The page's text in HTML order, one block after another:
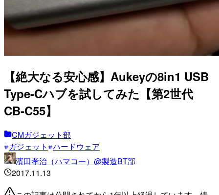
【絶大なる安心感】Aukeyの8in1 USB
Type-Cハブを試してみた【第2世代
CB-C55】
CMガジェット部
ガジェット
ハードウェア
濱田孝治（ハマコー）@製造BT部
2017.11.13